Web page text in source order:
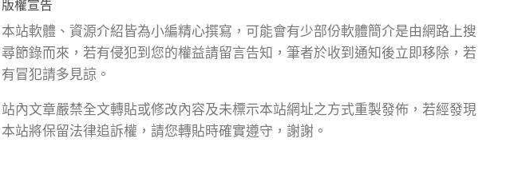
版權宣告
本站軟體、資源介紹皆為小編精心撰寫，可能會有少部份軟體簡介是由網路上搜
尋節錄而來，若有侵犯到您的權益請留言告知，筆者於收到通知後立即移除，若
有冒犯請多見諒。
站內文章嚴禁全文轉貼或修改內容及未標示本站網址之方式重製發佈，若經發現
本站將保留法律追訴權，請您轉貼時確實遵守，謝謝。